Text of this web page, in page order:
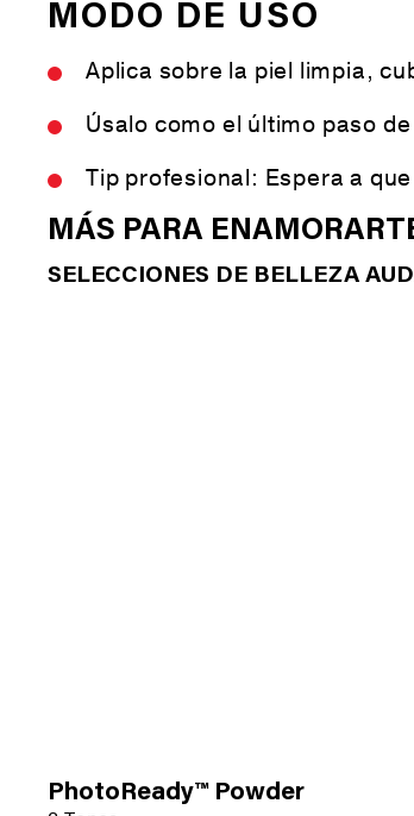
MODO DE USO
Aplica sobre la piel limpia,
Úsalo como el último paso
Tip profesional: Espera a
MÁS PARA
SELECCIONES DE BELLEZA
PhotoReady™ Powder